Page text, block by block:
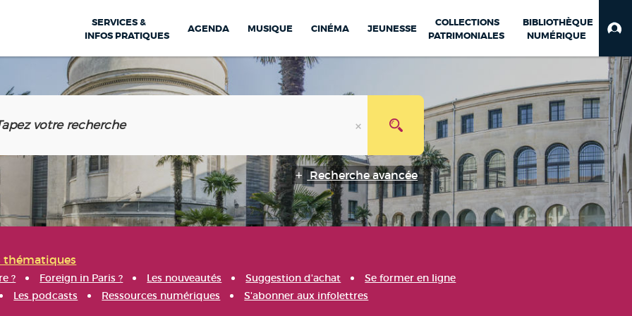
SERVICES &
INFOS PRATIQUES
AGENDA MUSIQUE CINÉMA JEUNESSE
COLLECTIONS
PATRIMONIALES
BIBLIOTHÈQUE
NUMÉRIQUE
Recherche avancée
thématiques
? Foreign in Paris ? Les nouveautés Suggestion d'achat
Se former en ligne
Les podcasts Ressources numériques S'abonner aux infolettres